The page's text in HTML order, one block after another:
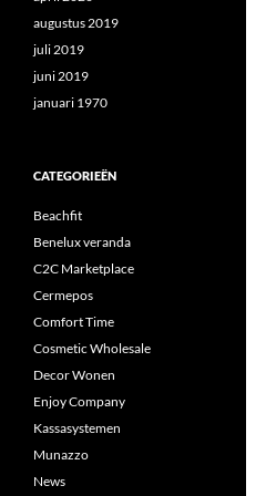
augustus 2019
juli 2019
juni 2019
januari 1970
CATEGORIEËN
Beachfit
Benelux veranda
C2C Marketplace
Cermepos
Comfort Time
Cosmetic Wholesale
Decor Wonen
Enjoy Company
Kassasystemen
Munazzo
News